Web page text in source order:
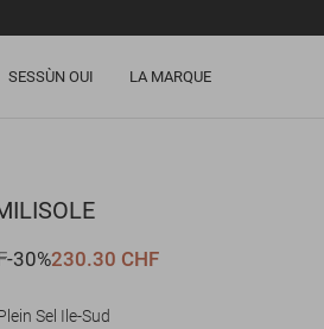
SESSÙN OUI LA MARQUE
-30%230.30 CHF
Sel Ile-Sud